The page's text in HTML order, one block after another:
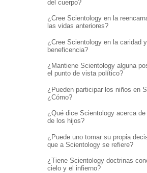
del cuerpo?
¿Cree Scientology en la
las vidas anteriores?
¿Cree Scientology en la caridad
beneficencia?
¿Mantiene Scientology alguna
el punto de vista político?
¿Pueden participar los niños en
¿Cómo?
¿Qué dice Scientology acerca
de los hijos?
¿Puede uno tomar su propia
que a Scientology se refiere?
¿Tiene Scientology doctrinas
cielo y el infierno?